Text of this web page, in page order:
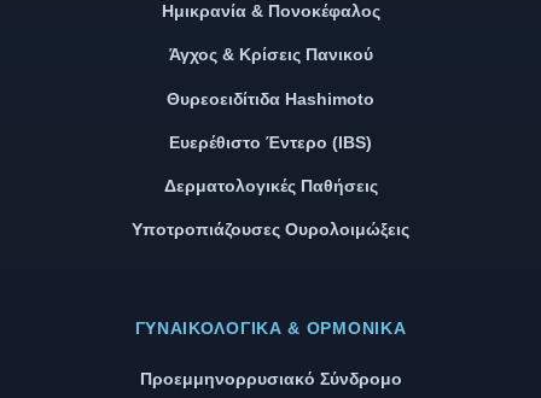
Ημικρανία & Πονοκέφαλος
Άγχος & Κρίσεις Πανικού
Θυρεοειδίτιδα Hashimoto
Ευερέθιστο Έντερο (IBS)
Δερματολογικές Παθήσεις
Υποτροπιάζουσες Ουρολοιμώξεις
ΓΥΝΑΙΚΟΛΟΓΙΚΆ & ΟΡΜΟΝΙΚΆ
Προεμμηνορρυσιακό Σύνδρομο